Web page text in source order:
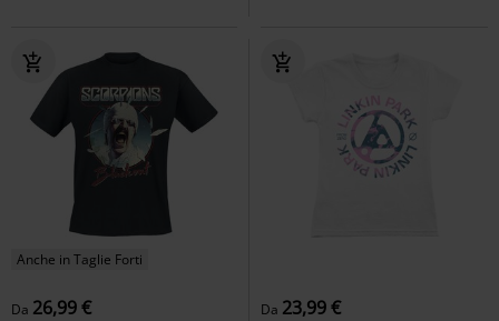
Anche in Taglie Forti
Da 26,99 € Da 23,99 €